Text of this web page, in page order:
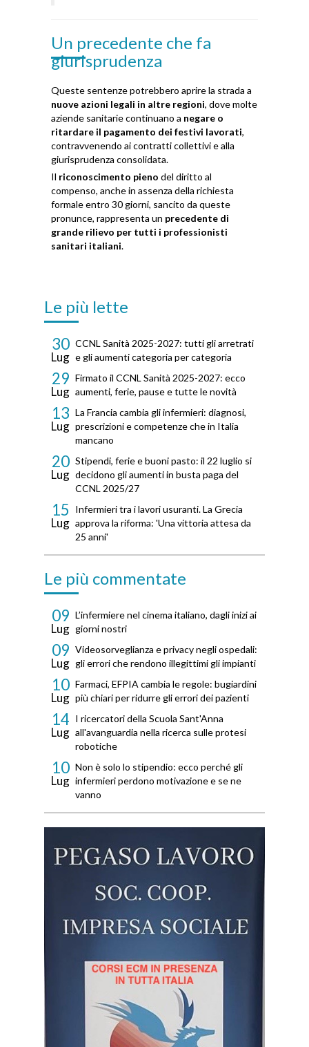
Un precedente che fa
giurisprudenza
Queste sentenze potrebbero aprire la strada a
nuove azioni legali in altre regioni, dove molte
aziende sanitarie continuano a negare o
ritardare il pagamento dei festivi lavorati,
contravvenendo ai contratti collettivi e alla
giurisprudenza consolidata.
Il riconoscimento pieno del diritto al
compenso, anche in assenza della richiesta
formale entro 30 giorni, sancito da queste
pronunce, rappresenta un precedente di
grande rilievo per tutti i professionisti
sanitari italiani.
Le più lette
30
Lug
CCNL Sanità 2025-2027: tutti gli arretrati
e gli aumenti categoria per categoria
29
Lug
Firmato il CCNL Sanità 2025-2027: ecco
aumenti, ferie, pause e tutte le novità
13
Lug
La Francia cambia gli infermieri: diagnosi,
prescrizioni e competenze che in Italia
mancano
20
Lug
Stipendi, ferie e buoni pasto: il 22 luglio si
decidono gli aumenti in busta paga del
CCNL 2025/27
15
Lug
Infermieri tra i lavori usuranti. La Grecia
approva la riforma: 'Una vittoria attesa da
25 anni'
Le più commentate
09
Lug
L’infermiere nel cinema italiano, dagli inizi ai
giorni nostri
09
Lug
Videosorveglianza e privacy negli ospedali:
gli errori che rendono illegittimi gli impianti
10
Lug
Farmaci, EFPIA cambia le regole: bugiardini
più chiari per ridurre gli errori dei pazienti
14
Lug
I ricercatori della Scuola Sant'Anna
all'avanguardia nella ricerca sulle protesi
robotiche
10
Lug
Non è solo lo stipendio: ecco perché gli
infermieri perdono motivazione e se ne
vanno